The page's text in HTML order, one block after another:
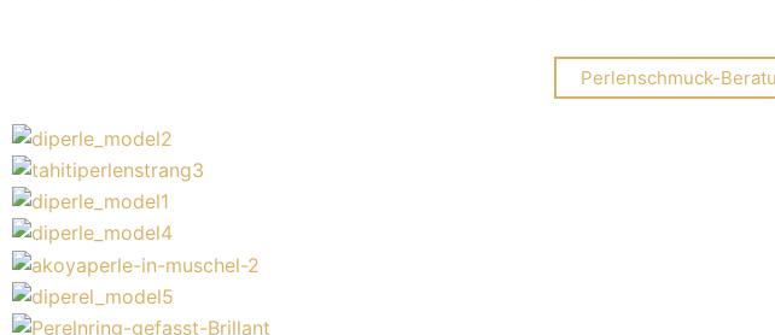
Perlenschmuck-